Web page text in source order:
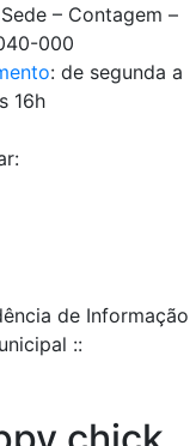
– Contagem –
000
: de segunda a
16h
de Informação
::